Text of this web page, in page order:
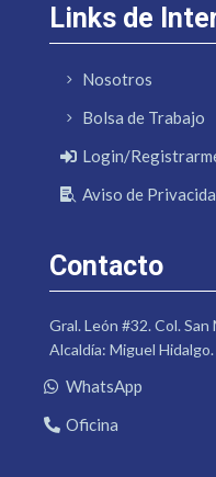
Links de
Nosotros
Bolsa de Trabajo
Login/
Aviso de
Contacto
Gral. León #32. Col.
Alcaldía: Miguel
WhatsApp
Oficina